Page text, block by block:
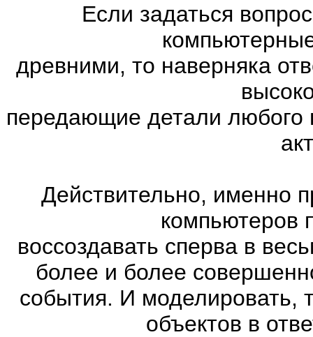
Если задаться
древними, то наверняка
передающие детали любого
Действительно, именно
компьютеров
воссоздавать сперва в
более и более
события. И моделировать,
объектов в